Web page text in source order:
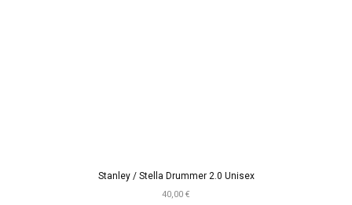
Stanley / Stella Drummer 2.0 Unisex
40,00 €